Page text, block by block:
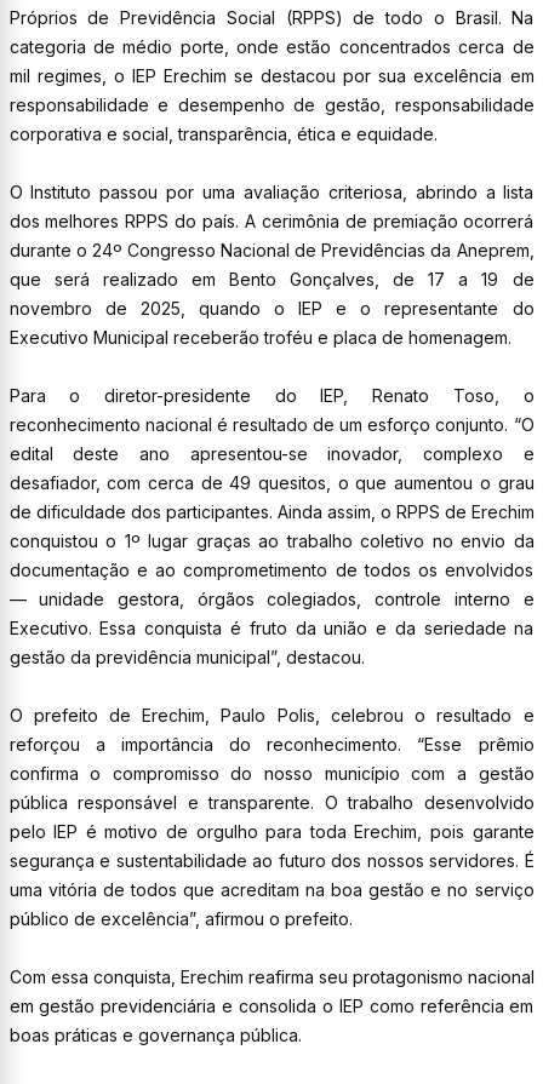
Próprios de Previdência Social (RPPS) de todo o Brasil. Na
categoria de médio porte, onde estão concentrados cerca de
mil regimes, o IEP Erechim se destacou por sua excelência em
responsabilidade e desempenho de gestão, responsabilidade
corporativa e social, transparência, ética e equidade.
O Instituto passou por uma avaliação criteriosa, abrindo a lista
dos melhores RPPS do país. A cerimônia de premiação ocorrerá
durante o 24º Congresso Nacional de Previdências da Aneprem,
que será realizado em Bento Gonçalves, de 17 a 19 de
novembro de 2025, quando o IEP e o representante do
Executivo Municipal receberão troféu e placa de homenagem.
Para o diretor-presidente do IEP, Renato Toso, o
reconhecimento nacional é resultado de um esforço conjunto. “O
edital deste ano apresentou-se inovador, complexo e
desafiador, com cerca de 49 quesitos, o que aumentou o grau
de dificuldade dos participantes. Ainda assim, o RPPS de Erechim
conquistou o 1º lugar graças ao trabalho coletivo no envio da
documentação e ao comprometimento de todos os envolvidos
— unidade gestora, órgãos colegiados, controle interno e
Executivo. Essa conquista é fruto da união e da seriedade na
gestão da previdência municipal”, destacou.
O prefeito de Erechim, Paulo Polis, celebrou o resultado e
reforçou a importância do reconhecimento. “Esse prêmio
confirma o compromisso do nosso município com a gestão
pública responsável e transparente. O trabalho desenvolvido
pelo IEP é motivo de orgulho para toda Erechim, pois garante
segurança e sustentabilidade ao futuro dos nossos servidores. É
uma vitória de todos que acreditam na boa gestão e no serviço
público de excelência”, afirmou o prefeito.
Com essa conquista, Erechim reafirma seu protagonismo nacional
em gestão previdenciária e consolida o IEP como referência em
boas práticas e governança pública.